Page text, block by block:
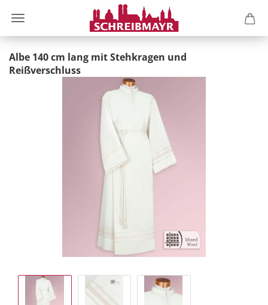
Albe 140 cm lang mit Stehkragen und
Reißverschluss